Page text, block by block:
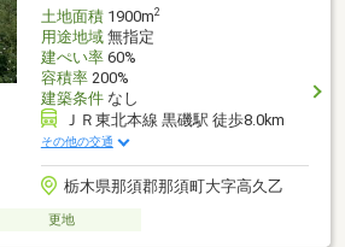
土地面積1900m2
用途地域無指定
建ぺい率60%
容積率200%
建築条件なし
ＪＲ東北本線 黒磯駅 徒歩8.0km
その他の交通
栃木県那須郡那須町大字高久乙
更地